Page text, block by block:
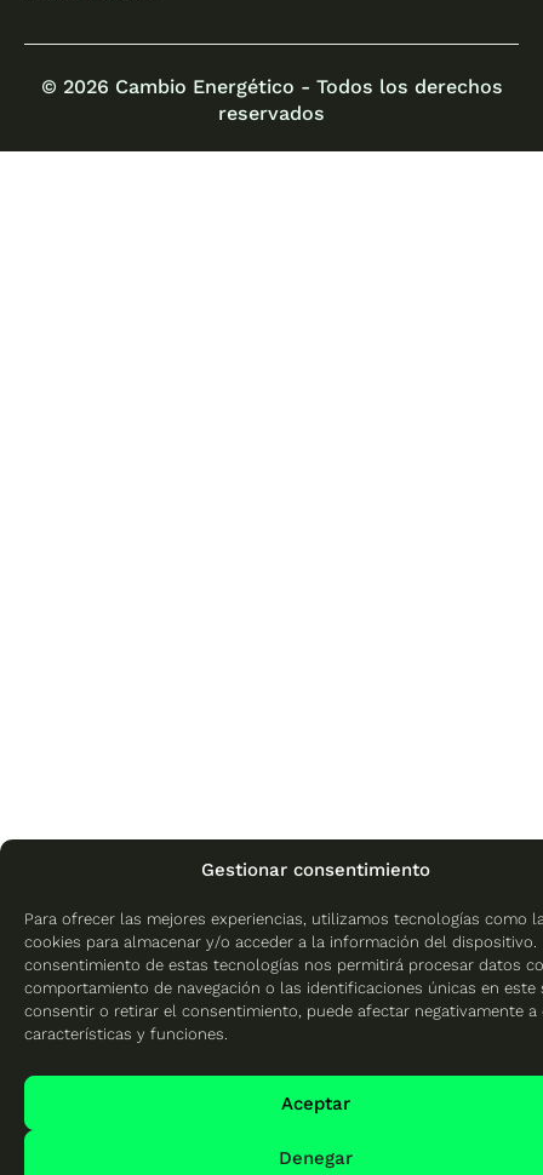
Gestionar consentimiento
Para ofrecer las mejores experiencias, utilizamos tecnologías como
cookies para almacenar y/o acceder a la información del dispositivo.
consentimiento de estas tecnologías nos permitirá procesar datos
comportamiento de navegación o las identificaciones únicas en este
consentir o retirar el consentimiento, puede afectar negativamente a
características y funciones.
Aceptar
Denegar
© 2026 Cambio Energético - Todos los derechos
reservados